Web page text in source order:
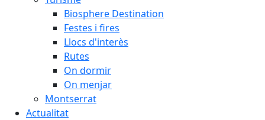
Biosphere Destination
Festes i fires
Llocs d'interès
Rutes
On dormir
On menjar
Montserrat
Actualitat